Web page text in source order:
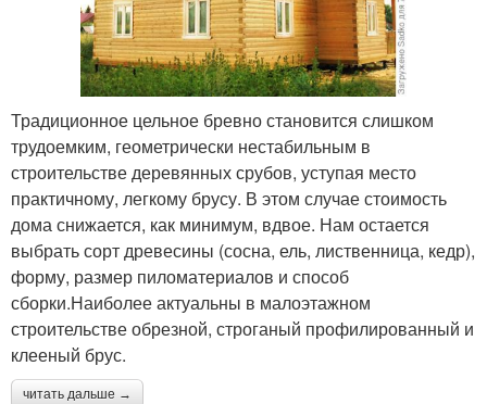
Традиционное цельное бревно становится слишком
трудоемким, геометрически нестабильным в
строительстве деревянных срубов, уступая место
практичному, легкому брусу. В этом случае стоимость
дома снижается, как минимум, вдвое. Нам остается
выбрать сорт древесины (сосна, ель, лиственница, кедр),
форму, размер пиломатериалов и способ
сборки.Наиболее актуальны в малоэтажном
строительстве обрезной, строганый профилированный и
клееный брус.
читать дальше →